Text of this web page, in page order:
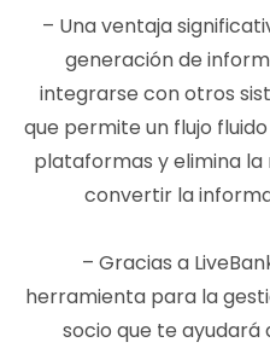
– Una ventaja
generación de
integrarse con otros
que permite un flujo
plataformas y elimina
convertir la
– Gracias a
herramienta para la
socio que te ayudará